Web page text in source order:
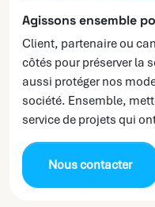
Agissons ensemble
Client, partenaire ou
côtés pour préserver la
aussi protéger nos
société. Ensemble,
service de projets qui
Nous contacter